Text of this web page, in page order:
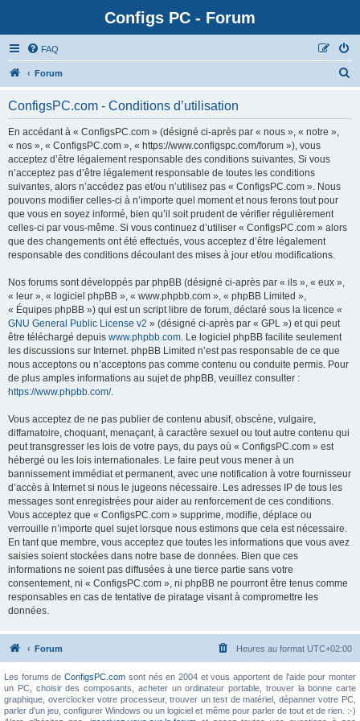
Configs PC - Forum
FAQ
Forum
ConfigsPC.com - Conditions d’utilisation
En accédant à « ConfigsPC.com » (désigné ci-après par « nous », « notre »,
« nos », « ConfigsPC.com », « https://www.configspc.com/forum »), vous
acceptez d’être légalement responsable des conditions suivantes. Si vous
n’acceptez pas d’être légalement responsable de toutes les conditions
suivantes, alors n’accédez pas et/ou n’utilisez pas « ConfigsPC.com ». Nous
pouvons modifier celles-ci à n’importe quel moment et nous ferons tout pour
que vous en soyez informé, bien qu’il soit prudent de vérifier régulièrement
celles-ci par vous-même. Si vous continuez d’utiliser « ConfigsPC.com » alors
que des changements ont été effectués, vous acceptez d’être légalement
responsable des conditions découlant des mises à jour et/ou modifications.
Nos forums sont développés par phpBB (désigné ci-après par « ils », « eux »,
« leur », « logiciel phpBB », « www.phpbb.com », « phpBB Limited »,
« Équipes phpBB ») qui est un script libre de forum, déclaré sous la licence «
GNU General Public License v2 » (désigné ci-après par « GPL ») et qui peut
être téléchargé depuis www.phpbb.com. Le logiciel phpBB facilite seulement
les discussions sur Internet. phpBB Limited n’est pas responsable de ce que
nous acceptons ou n’acceptons pas comme contenu ou conduite permis. Pour
de plus amples informations au sujet de phpBB, veuillez consulter :
https://www.phpbb.com/.
Vous acceptez de ne pas publier de contenu abusif, obscène, vulgaire,
diffamatoire, choquant, menaçant, à caractère sexuel ou tout autre contenu qui
peut transgresser les lois de votre pays, du pays où « ConfigsPC.com » est
hébergé ou les lois internationales. Le faire peut vous mener à un
bannissement immédiat et permanent, avec une notification à votre fournisseur
d’accès à Internet si nous le jugeons nécessaire. Les adresses IP de tous les
messages sont enregistrées pour aider au renforcement de ces conditions.
Vous acceptez que « ConfigsPC.com » supprime, modifie, déplace ou
verrouille n’importe quel sujet lorsque nous estimons que cela est nécessaire.
En tant que membre, vous acceptez que toutes les informations que vous avez
saisies soient stockées dans notre base de données. Bien que ces
informations ne soient pas diffusées à une tierce partie sans votre
consentement, ni « ConfigsPC.com », ni phpBB ne pourront être tenus comme
responsables en cas de tentative de piratage visant à compromettre les
données.
Forum Heures au format UTC+02:00
Les forums deConfigsPC.com sont nés en 2004 et vous apportent de l'aide pour monter
un PC, choisir des composants, acheter un ordinateur portable, trouver la bonne carte
graphique, overclocker votre processeur, trouver un test de matériel, dépanner votre PC,
parler d'un jeu, configurer Windows ou un logiciel et même pour parler de tout et de rien. :-)